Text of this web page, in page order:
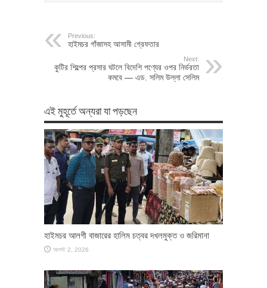
Previous:
হাইমচর গাঁজাসহ আসামী গ্রেফতার
Next:
কুটির শিল্পের প্রসার ঘটলে বিদেশি পণ্যের ওপর নির্ভরতা
কমবে — এড. সলিম উল্লা সেলিম
এই মুহূর্তে অন্যরা যা পড়ছেন
হাইমচর আলগী বাজারের হালিম চত্বর দখলমুক্ত ও জরিমানা
আগস্ট 2, 2026